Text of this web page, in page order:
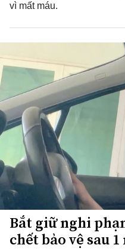
vì mất máu.
Bắt giữ nghi
chết bảo vệ sau